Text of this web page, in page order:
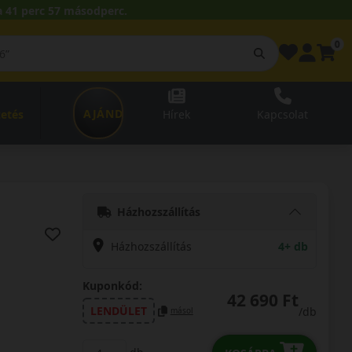
41 perc 56 másodperc.
AJÁNDÉKUTALVÁNY
Házhozszállítás
Házhozszállítás 4+ db
Kuponkód:
LENDÜLET
másol 42 690 Ft
/db